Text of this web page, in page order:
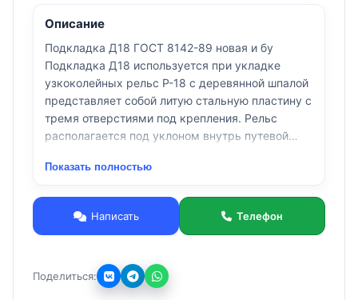
Описание
Подкладка Д18 ГОСТ 8142-89 новая и бу
Подкладка Д18 используется при укладке
узкоколейных рельс Р-18 с деревянной шпалой
представляет собой литую стальную пластину с
тремя отверстиями под крепления. Рельс
располагается под уклоном внутрь путевой
Согласно стандарту, размер изделия - 185 на
Гибкая система оплаты, нал, безнал, отсрочка
платежа.
Показать полностью
Написать Телефон
Поделиться: